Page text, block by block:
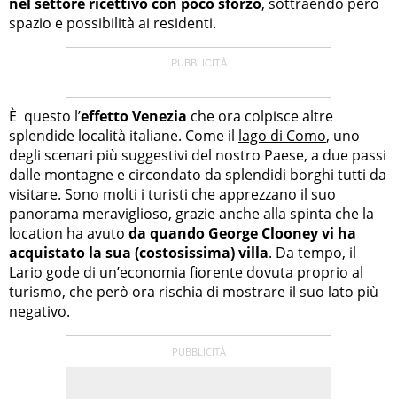
spazio e possibilità ai residenti.
È questo l’effetto Venezia che ora colpisce altre
splendide località italiane. Come il lago di Como, uno
degli scenari più suggestivi del nostro Paese, a due passi
dalle montagne e circondato da splendidi borghi tutti da
visitare. Sono molti i turisti che apprezzano il suo
panorama meraviglioso, grazie anche alla spinta che la
location ha avuto da quando George Clooney vi ha
acquistato la sua (costosissima) villa. Da tempo, il
Lario gode di un’economia fiorente dovuta proprio al
turismo, che però ora rischia di mostrare il suo lato più
negativo.